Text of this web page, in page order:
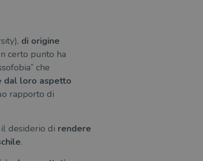
di origine
certo punto ha
che
dal loro aspetto
rapporto di
il desiderio di rendere
.